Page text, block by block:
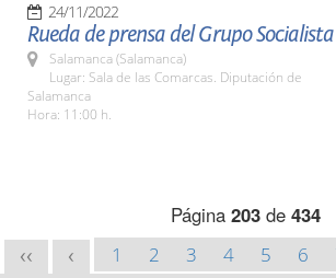
24/11/2022
Rueda de prensa del Grupo Socialista
Salamanca (Salamanca)
Lugar: Sala de las Comarcas. Diputación de
Salamanca
Hora: 11:00 h.
Página 203de 434
<< < 1 2 3 4 5 6